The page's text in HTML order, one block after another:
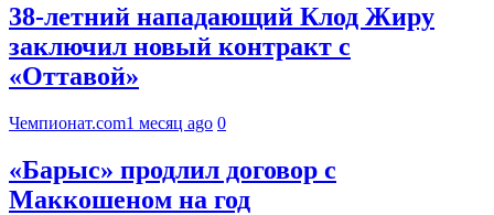
38-летний нападающий Клод Жиру
заключил новый контракт с
«Оттавой»
Чемпионат.com1 месяц ago 0
«Барыс» продлил договор с
Маккошеном на год